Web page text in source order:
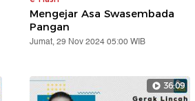
Mengejar Asa Swasembada
Pangan
Jumat, 29 Nov 2024 05:00 WIB
36:09